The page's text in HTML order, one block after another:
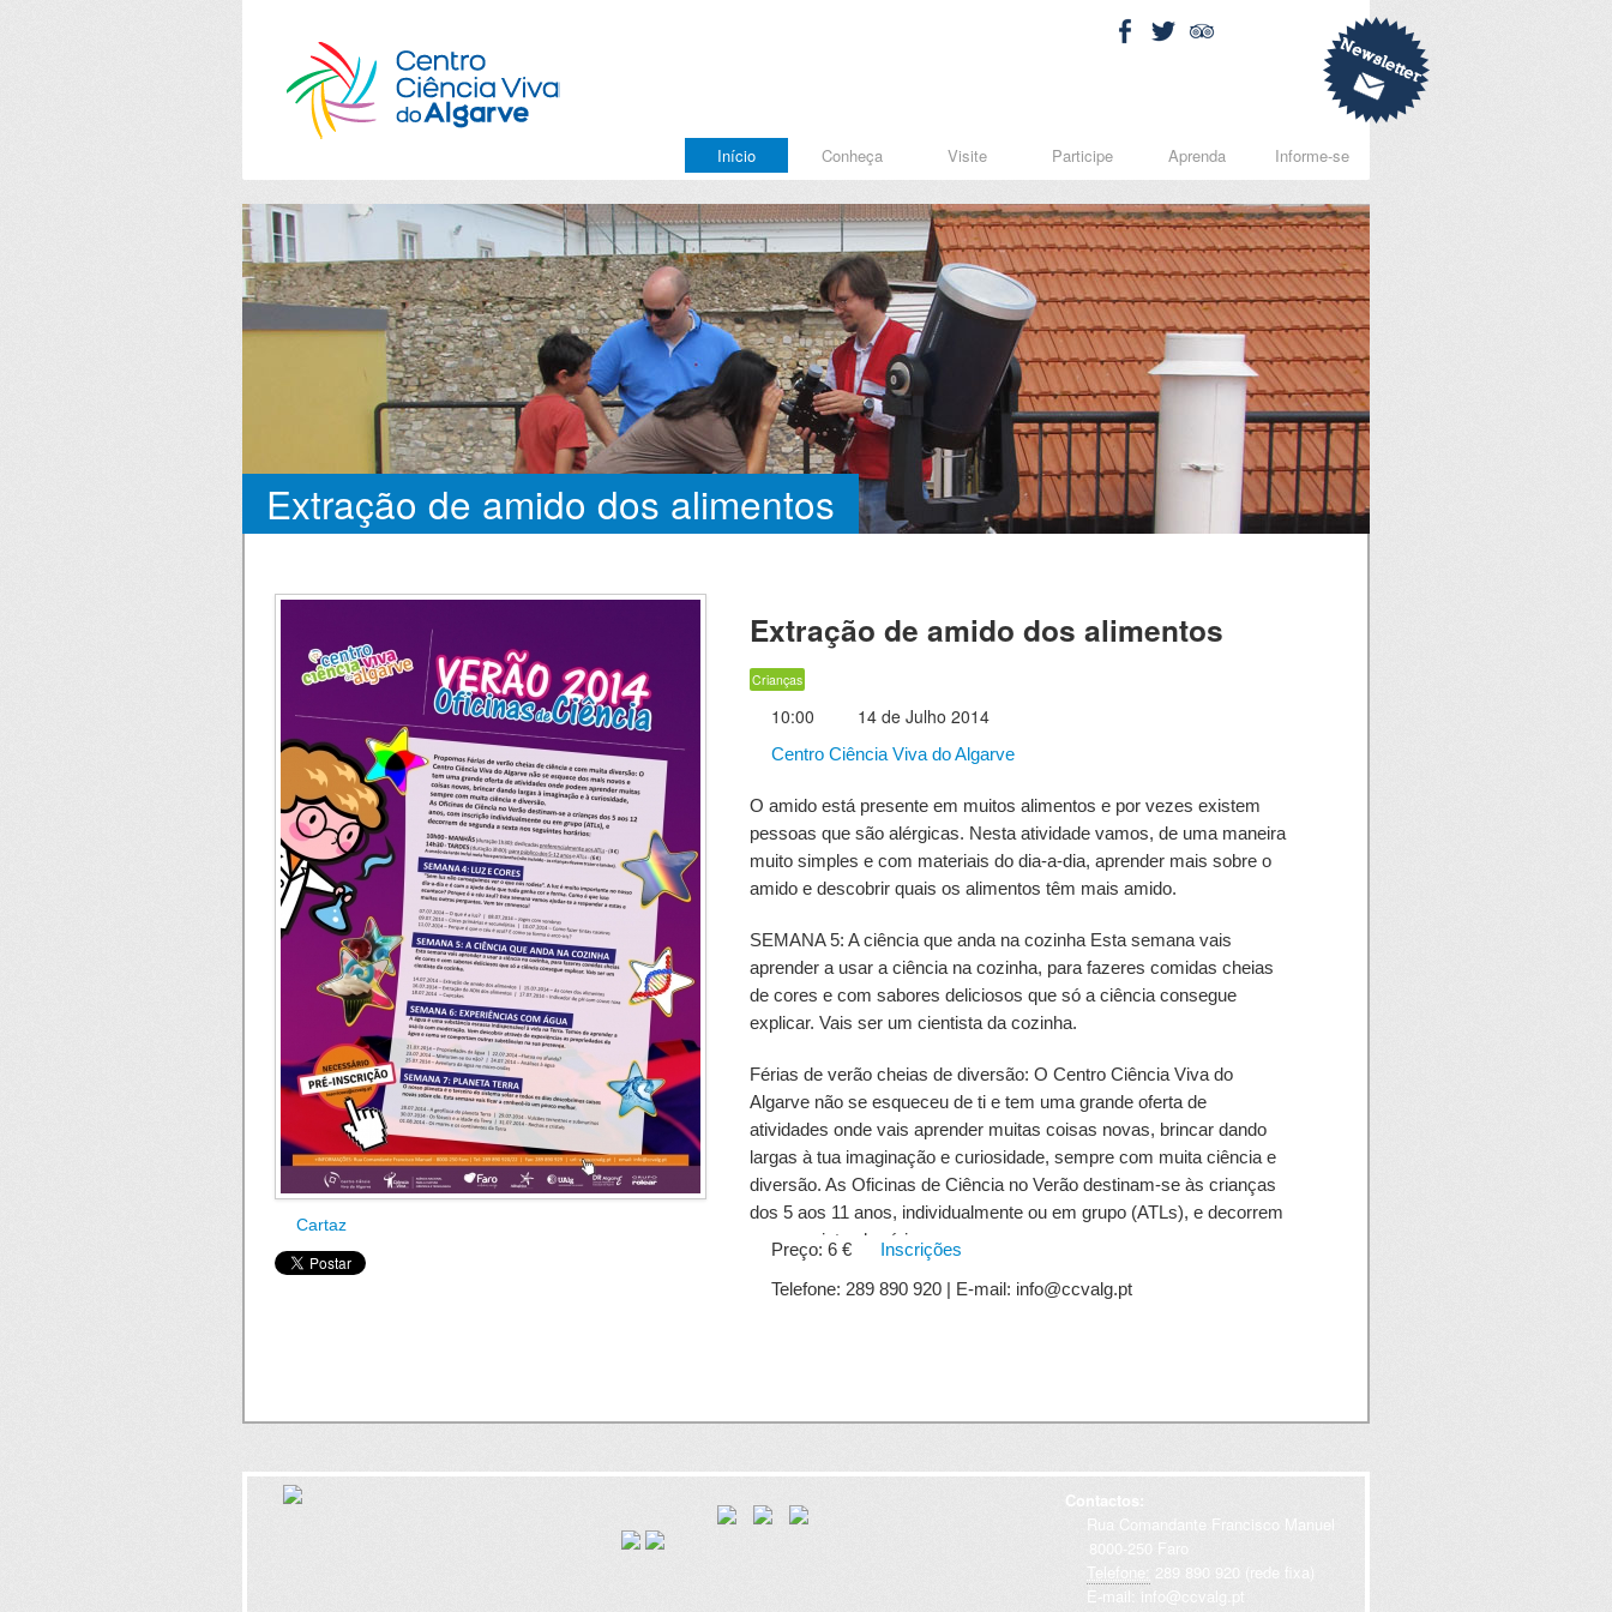
Início Conheça Visite Participe Aprenda Informe-se
Extração de amido dos alimentos
Cartaz
Extração de amido dos alimentos
Crianças
10:00 14 de Julho 2014
Centro Ciência Viva do Algarve
O amido está presente em muitos alimentos e por vezes existem
pessoas que são alérgicas. Nesta atividade vamos, de uma maneira
muito simples e com materiais do dia-a-dia, aprender mais sobre o
amido e descobrir quais os alimentos têm mais amido.
SEMANA 5: A ciência que anda na cozinha Esta semana vais
aprender a usar a ciência na cozinha, para fazeres comidas cheias
de cores e com sabores deliciosos que só a ciência consegue
explicar. Vais ser um cientista da cozinha.
Férias de verão cheias de diversão: O Centro Ciência Viva do
Algarve não se esqueceu de ti e tem uma grande oferta de
atividades onde vais aprender muitas coisas novas, brincar dando
largas à tua imaginação e curiosidade, sempre com muita ciência e
diversão. As Oficinas de Ciência no Verão destinam-se às crianças
dos 5 aos 11 anos, individualmente ou em grupo (ATLs), e decorrem
nos seguintes horários:
10h00 - MANHÃS (duração 1h30): dedicadas preferencialmente aos
devem trazer lanche.
Preço: 6 €
Inscrições
Telefone: 289 890 920 | E-mail: info@ccvalg.pt
Contactos:
Rua Comandante Francisco Manuel
8000-250 Faro
Telefone: 289 890 920 (rede fixa)
E-mail: info@ccvalg.pt